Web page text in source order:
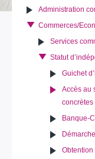
Administration
Commerces/
Services
Statut
Guichet
Accès au
concrètes
Banque-